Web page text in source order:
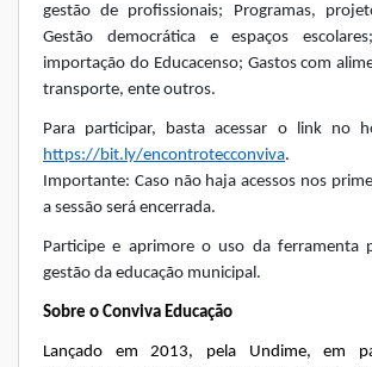
gestão de profissionais; Programas,
Gestão democrática e espaços
importação do Educacenso; Gastos com
transporte, ente outros.
Para participar, basta acessar o link no
https://bit.ly/encontrotecconviva.
Importante: Caso não haja acessos nos
a sessão será encerrada.
Participe e aprimore o uso da ferramenta
gestão da educação municipal.
Sobre o Conviva Educação
Lançado em 2013, pela Undime, em